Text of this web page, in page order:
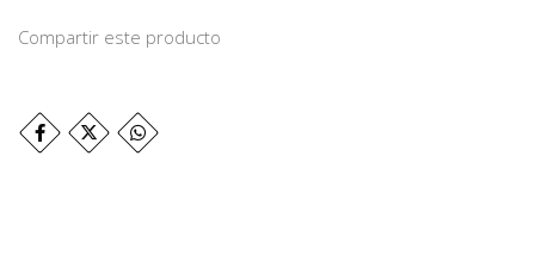
Compartir este producto